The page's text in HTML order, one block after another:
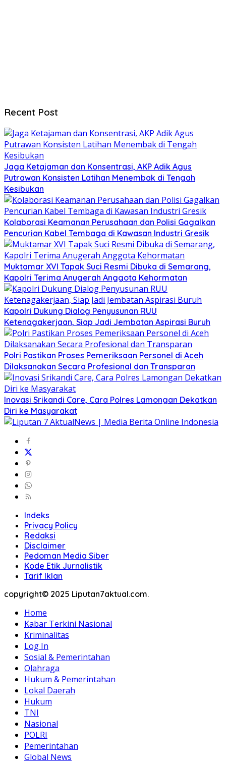
Recent Post
Jaga Ketajaman dan Konsentrasi, AKP Adik Agus
Putrawan Konsisten Latihan Menembak di Tengah
Kesibukan
Kolaborasi Keamanan Perusahaan dan Polisi Gagalkan
Pencurian Kabel Tembaga di Kawasan Industri Gresik
Muktamar XVI Tapak Suci Resmi Dibuka di Semarang,
Kapolri Terima Anugerah Anggota Kehormatan
Kapolri Dukung Dialog Penyusunan RUU
Ketenagakerjaan, Siap Jadi Jembatan Aspirasi Buruh
Polri Pastikan Proses Pemeriksaan Personel di Aceh
Dilaksanakan Secara Profesional dan Transparan
Inovasi Srikandi Care, Cara Polres Lamongan Dekatkan
Diri ke Masyarakat
Indeks
Privacy Policy
Redaksi
Disclaimer
Pedoman Media Siber
Kode Etik Jurnalistik
Tarif Iklan
copyright© 2025 Liputan7aktual.com.
Home
Kabar Terkini Nasional
Kriminalitas
Log In
Sosial & Pemerintahan
Olahraga
Hukum & Pemerintahan
Lokal Daerah
Hukum
TNI
Nasional
POLRI
Pemerintahan
Global News